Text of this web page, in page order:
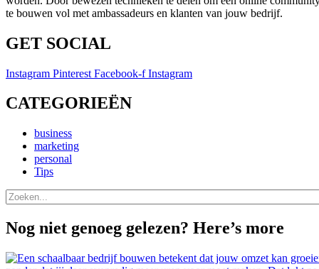
te bouwen vol met ambassadeurs en klanten van jouw bedrijf.
GET SOCIAL
Instagram Pinterest Facebook-f Instagram
CATEGORIEËN
business
marketing
personal
Tips
Nog niet genoeg gelezen? Here’s more